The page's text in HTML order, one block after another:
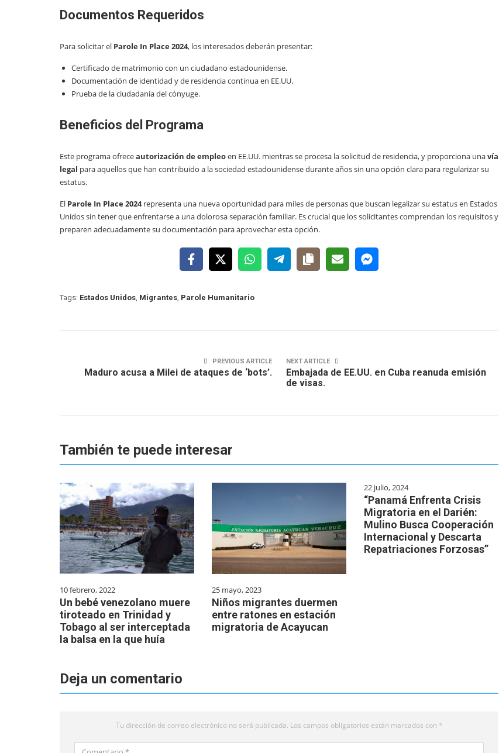
Documentos Requeridos
Para solicitar el Parole In Place 2024, los interesados deberán presentar:
Certificado de matrimonio con un ciudadano estadounidense.
Documentación de identidad y de residencia continua en EE.UU.
Prueba de la ciudadanía del cónyuge.
Beneficios del Programa
Este programa ofreceautorización de empleoen EE.UU. mientras se procesa la solicitud de residencia, y proporciona unavía
legal para aquellos que han contribuido a la sociedad estadounidense durante años sin una opción clara para regularizar su
estatus.
El Parole In Place 2024representa una nueva oportunidad para miles de personas que buscan legalizar su estatus en Estados
Unidos sin tener que enfrentarse a una dolorosa separación familiar. Es crucial que los solicitantes comprendan los requisitos y
preparen adecuadamente su documentación para aprovechar esta opción.
Tags: Estados Unidos Migrantes Parole Humanitario
PREVIOUS ARTICLE
Maduro acusa a Milei de ataques de ‘bots’.
NEXT ARTICLE
Embajada de EE.UU. en Cuba reanuda emisión
de visas.
También te puede interesar
10 febrero, 2022
Un bebé venezolano muere
tiroteado en Trinidad y
Tobago al ser interceptada
la balsa en la que huía
25 mayo, 2023
Niños migrantes duermen
entre ratones en estación
migratoria de Acayucan
22 julio, 2024
“Panamá Enfrenta Crisis
Migratoria en el Darién:
Mulino Busca Cooperación
Internacional y Descarta
Repatriaciones Forzosas”
Deja un comentario
Tu dirección de correo electrónico no será publicada. Los campos obligatorios están marcados con *
Comentario